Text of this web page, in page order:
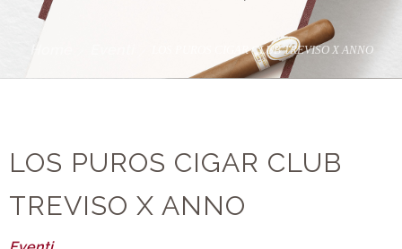
LOS PUROS CIGAR CLUB TREVISO X ANNO
LOS PUROS CIGAR CLUB
TREVISO X ANNO